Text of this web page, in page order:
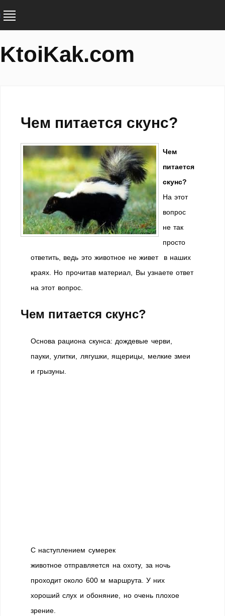
KtoiKak.com
Чем питается скунс?
Чем
питается
скунс?
На этот
вопрос
не так
просто
ответить, ведь это животное не живет в наших
краях. Но прочитав материал, Вы узнаете ответ
на этот вопрос.
Чем питается скунс?
Основа рациона скунса: дождевые черви,
пауки, улитки, лягушки, ящерицы, мелкие змеи
и грызуны.
С наступлением сумерек
животное отправляется на охоту, за ночь
проходит около 600 м маршрута. У них
хороший слух и обоняние, но очень плохое
зрение.